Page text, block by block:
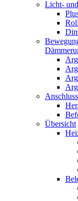
Licht-
Übersicht